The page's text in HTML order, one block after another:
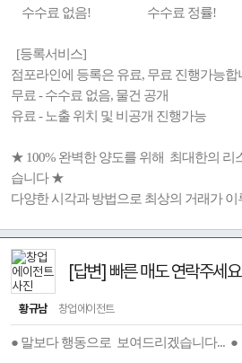
수수료 없음! 수수료 정률!
[등록서비스]
점포라인에 등록은 유료, 무료 진행가능합
무료 - 수수료 없음, 물건 공개
유료 - 노출 위치 및 비공개 진행가능
★ 100% 완벽한 양도를 위해 최대한의 리
습니다 ★
다양한 시각과 방법으로 최상의 거래가
[답변] 빠른 매도 연락주세
황규남 창업에이전트
● 말보다 행동으로 보여드리겠습니다... ●